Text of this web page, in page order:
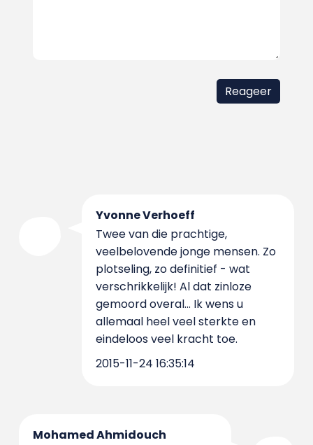
Yvonne Verhoeff
Twee van die prachtige,
veelbelovende jonge mensen. Zo
plotseling, zo definitief - wat
verschrikkelijk! Al dat zinloze
gemoord overal... Ik wens u
allemaal heel veel sterkte en
eindeloos veel kracht toe.
2015-11-24 16:35:14
Mohamed Ahmidouch